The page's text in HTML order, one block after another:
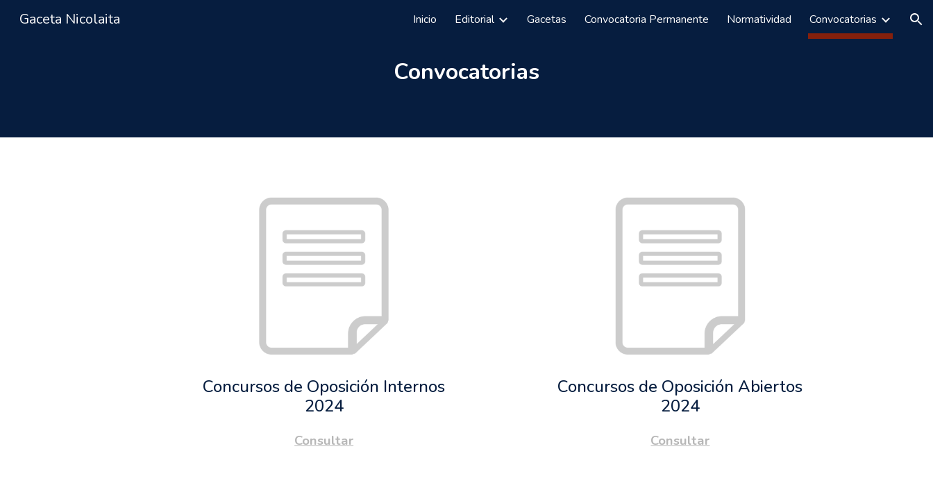
Skip to navigation
Gaceta Nicolaita Inicio Editorial Gacetas Convocatoria Permanente Normatividad Convocatorias
Convocatorias
Concursos de Oposición Internos
2024
Consultar
Concursos de Oposición Abiertos
2024
Consultar